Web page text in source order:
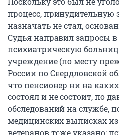
процесс, принудительную
назначать не стал,
Судья направил запросы
психиатрическую
учреждение (по месту
России по Свердловской
что пенсионер ни на
состоял и не состоит, по
обследований на службе,
медицинских выписках из
ветеранов тоже указано: